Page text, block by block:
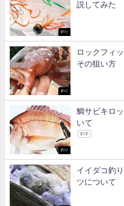
釣り
説してみた
釣り
ロックフィ
その狙い方
釣り
鯛サビキロ
いて
釣竿
イイダコ釣
ツについて